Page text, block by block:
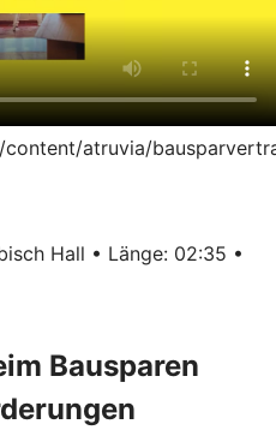
content/atruvia/
Hall • Länge: 02:35 •
Bausparen